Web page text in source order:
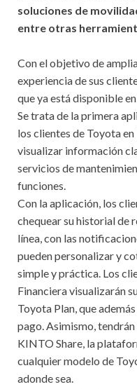
soluciones de
entre otras
Con el objetivo de
experiencia de sus
que ya está disponible
Se trata de la primera
los clientes de Toyota
visualizar información
servicios de
funciones.
Con la aplicación, los
chequear su historial de
línea, con las
pueden personalizar y
simple y práctica. Los
Financiera visualizarán
Toyota Plan, que
pago. Asimismo,
KINTO Share, la
cualquier modelo de
adonde sea.